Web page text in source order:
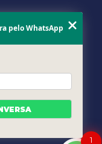
1
pelo WhatsApp